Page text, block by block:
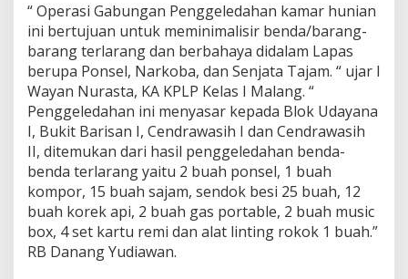
“ Operasi Gabungan Penggeledahan kamar hunian
ini bertujuan untuk meminimalisir benda/barang-
barang terlarang dan berbahaya didalam Lapas
berupa Ponsel, Narkoba, dan Senjata Tajam. “ ujar I
Wayan Nurasta, KA KPLP Kelas I Malang. “
Penggeledahan ini menyasar kepada Blok Udayana
I, Bukit Barisan I, Cendrawasih I dan Cendrawasih
II, ditemukan dari hasil penggeledahan benda-
benda terlarang yaitu 2 buah ponsel, 1 buah
kompor, 15 buah sajam, sendok besi 25 buah, 12
buah korek api, 2 buah gas portable, 2 buah music
box, 4 set kartu remi dan alat linting rokok 1 buah.”
RB Danang Yudiawan.